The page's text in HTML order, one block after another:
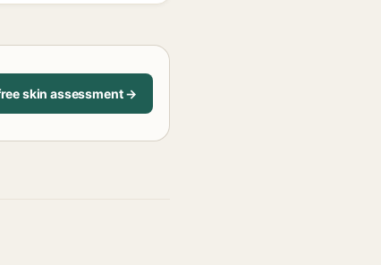
skin assessment →